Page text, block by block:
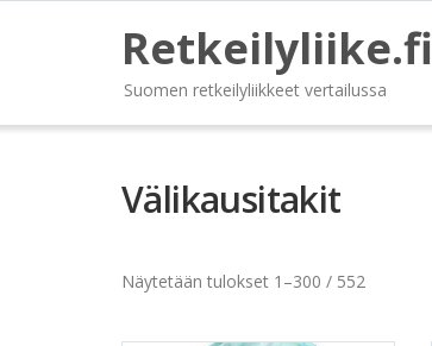
Retkeilyliike.fi
Suomen retkeilyliikkeet vertailussa
Välikausitakit
Näytetään tulokset 1–300 / 552